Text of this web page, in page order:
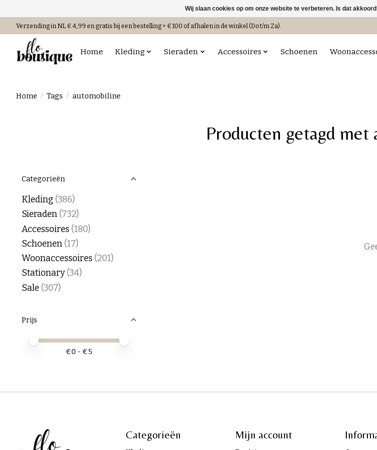
Verzending in NL € 4,99 en gratis bij een bestelling > € 100 of afhalen in de winkel (Do t/m Za).
Home Kleding Sieraden Accessoires Schoenen
Home / Tags / automobiline
Producten getagd met
Categorieën
Kleding(386)
Sieraden(732)
Accessoires (180)
Schoenen(17)
Woonaccessoires (201)
Stationary(34)
Sale(307)
Prijs
Minimale prijswaarde
Price maximum value
€0 - €5
Categorieën Mijn account
Wij slaan cookies op om onze website te verbeteren. Is dat